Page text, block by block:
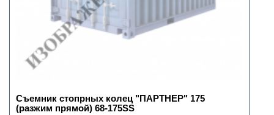
Съемник стопрных колец "ПАРТНЕР" 175
(разжим прямой) 68-175SS